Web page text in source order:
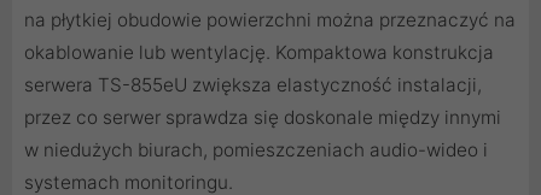
na płytkiej obudowie powierzchni można przeznaczyć na
okablowanie lub wentylację. Kompaktowa konstrukcja
serwera TS-855eU zwiększa elastyczność instalacji,
przez co serwer sprawdza się doskonale między innymi
w niedużych biurach, pomieszczeniach audio-wideo i
systemach monitoringu.